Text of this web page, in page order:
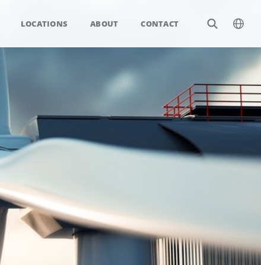
LOCATIONS ABOUT CONTACT